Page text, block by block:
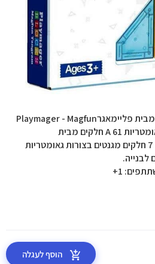
צורות גאומטריות 61 A חלקים מבית פליימאגרPlaymager - Magfun
Tangram A - 61 Pcsצורות גאומטריות 61 A חלקים מבית
Playmagerהערכה מגיעה עם 7 חלקים מגנטים בצורות גאומטריות
הוסף לעגלה